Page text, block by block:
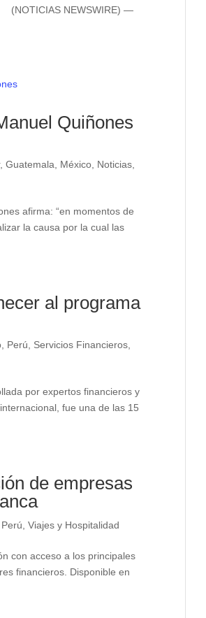
(NOTICIAS NEWSWIRE) —
Quiñones
,Guatemala México Noticias
afirma: “en momentos de
la causa por la cual las
al programa
Perú Servicios Financieros
por expertos financieros y
fue una de las 15
de empresas
Perú ,Viajes y Hospitalidad
con acceso a los principales
financieros. Disponible en